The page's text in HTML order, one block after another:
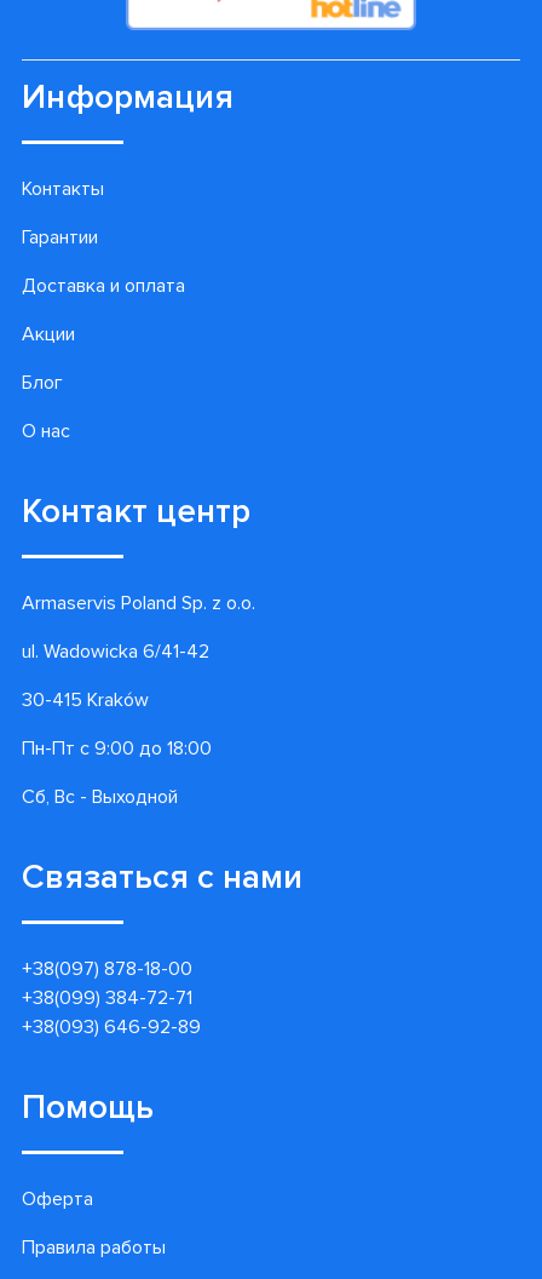
Информация
Контакты
Гарантии
Доставка и оплата
Акции
Блог
О нас
Контакт центр
Armaservis Poland Sp. z o.o.
ul. Wadowicka 6/41-42
30-415 Kraków
Пн-Пт с 9:00 до 18:00
Сб, Вс - Выходной
Связаться с нами
+38(097) 878-18-00
+38(099) 384-72-71
+38(093) 646-92-89
Помощь
Оферта
Правила работы